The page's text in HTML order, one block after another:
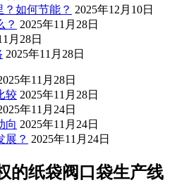
如何节能？ 2025年12月10日
？ 2025年11月28日
月28日
2025年11月28日
年11月28日
较 2025年11月28日
年11月24日
向 2025年11月24日
展？ 2025年11月24日
的纸袋阀口袋生产线